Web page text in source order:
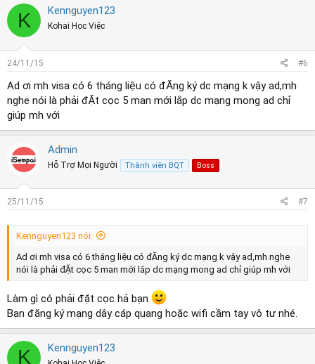
K Kennguyen123
Kohai Học Việc
24/11/15 #6
Ad ơi mh visa có 6 tháng liệu có đĂng ký dc mạng k vậy ad,mh
nghe nói là phải đẶt cọc 5 man mới lắp dc mạng mong ad chỉ
giúp mh với
Admin
Hỗ Trợ Mọi Người Thành viên BQT Boss
25/11/15 #7
Kennguyen123 nói:
Ad ơi mh visa có 6 tháng liệu có đĂng ký dc mạng k vậy ad,mh nghe
nói là phải đẶt cọc 5 man mới lắp dc mạng mong ad chỉ giúp mh với
Làm gì có phải đặt cọc hả bạn
Bạn đăng ký mạng dây cáp quang hoặc wifi cầm tay vô tư nhé.
K Kennguyen123